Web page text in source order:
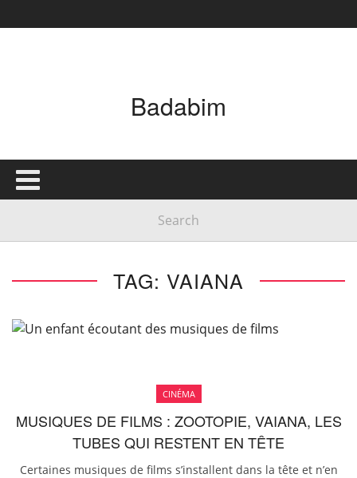
Badabim
TAG: VAIANA
CINÉMA
MUSIQUES DE FILMS : ZOOTOPIE, VAIANA, LES
TUBES QUI RESTENT EN TÊTE
Certaines musiques de films s’installent dans la tête et n’en